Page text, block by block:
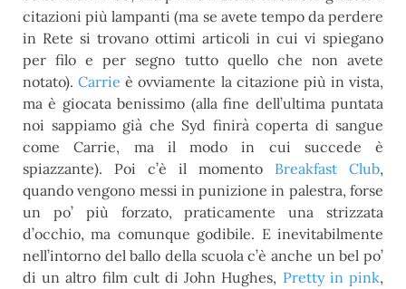
citazioni più lampanti (ma se avete tempo da perdere
in Rete si trovano ottimi articoli in cui vi spiegano
per filo e per segno tutto quello che non avete
notato).Carrieè ovviamente la citazione più in vista,
ma è giocata benissimo (alla fine dell’ultima puntata
noi sappiamo già che Syd finirà coperta di sangue
come Carrie, ma il modo in cui succede è
spiazzante). Poi c’è il momento Breakfast Club,
quando vengono messi in punizione in palestra, forse
un po’ più forzato, praticamente una strizzata
d’occhio, ma comunque godibile. E inevitabilmente
nell’intorno del ballo della scuola c’è anche un bel po’
di un altro film cult di John Hughes, Pretty in pink,